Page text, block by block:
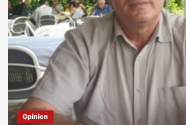
Opinion